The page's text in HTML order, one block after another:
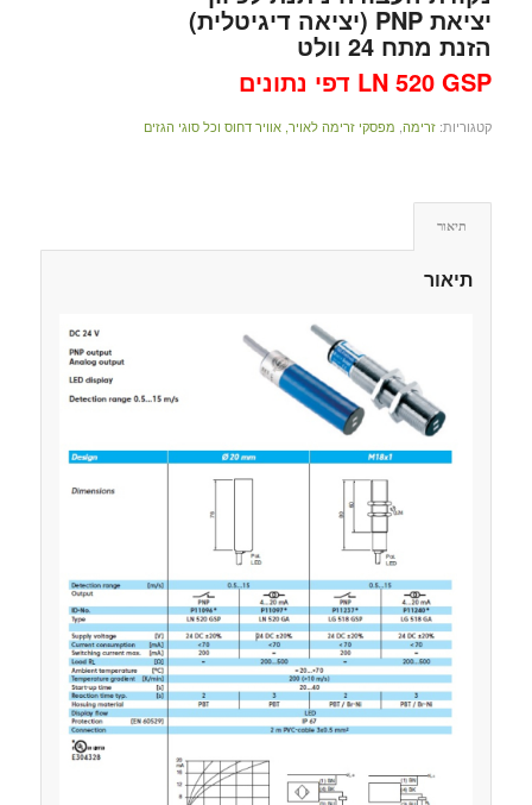
יציאת PNP (יציאה דיגיטלית)
הזנת מתח 24 וולט
LN 520 GSP דפי נתונים
קטגוריות: זרימה, מפסקי זרימה לאויר, אוויר דחוס וכל סוגי הגזים
תיאור
תיאור